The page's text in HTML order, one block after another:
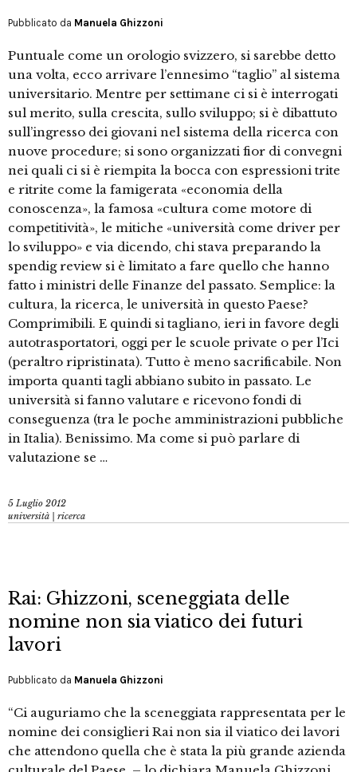
Pubblicato da Manuela Ghizzoni
Puntuale come un orologio svizzero, si sarebbe detto
una volta, ecco arrivare l’ennesimo “taglio” al sistema
universitario. Mentre per settimane ci si è interrogati
sul merito, sulla crescita, sullo sviluppo; si è dibattuto
sull’ingresso dei giovani nel sistema della ricerca con
nuove procedure; si sono organizzati fior di convegni
nei quali ci si è riempita la bocca con espressioni trite
e ritrite come la famigerata «economia della
conoscenza», la famosa «cultura come motore di
competitività», le mitiche «università come driver per
lo sviluppo» e via dicendo, chi stava preparando la
spendig review si è limitato a fare quello che hanno
fatto i ministri delle Finanze del passato. Semplice: la
cultura, la ricerca, le università in questo Paese?
Comprimibili. E quindi si tagliano, ieri in favore degli
autotrasportatori, oggi per le scuole private o per l’Ici
(peraltro ripristinata). Tutto è meno sacrificabile. Non
importa quanti tagli abbiano subito in passato. Le
università si fanno valutare e ricevono fondi di
conseguenza (tra le poche amministrazioni pubbliche
in Italia). Benissimo. Ma come si può parlare di
valutazione se …
5 Luglio 2012
università | ricerca
Rai: Ghizzoni, sceneggiata delle
nomine non sia viatico dei futuri
lavori
Pubblicato da Manuela Ghizzoni
“Ci auguriamo che la sceneggiata rappresentata per le
nomine dei consiglieri Rai non sia il viatico dei lavori
che attendono quella che è stata la più grande azienda